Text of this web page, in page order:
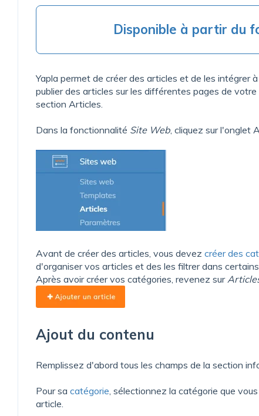
Disponible à partir du
Yapla permet de créer des articles et de les intégrer
publier des articles sur les différentes pages de
section Articles.
Dans la fonctionnalité Site Web, cliquez sur l'onglet
Avant de créer des articles, vous devezcréer des
d'organiser vos articles et des les filtrer dans
Après avoir créer vos catégories, revenez sur
Ajout du contenu
Remplissez d'abord tous les champs de la section
Pour sacatégorie, sélectionnez la catégorie que
article.